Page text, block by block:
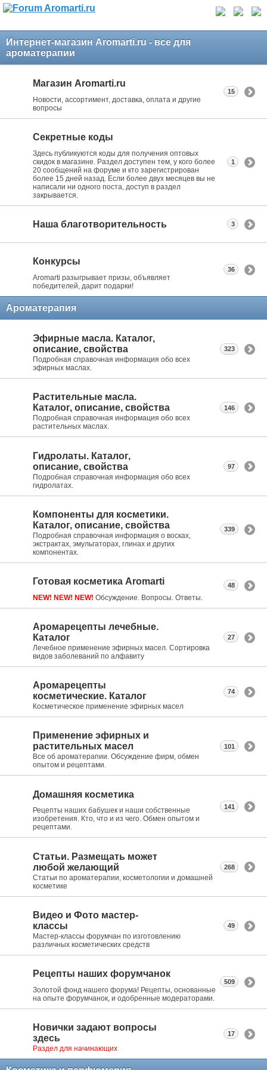
Интернет-магазин Aromarti.ru - все для
ароматерапии
Магазин Aromarti.ru
Новости, ассортимент, доставка, оплата и другие
вопросы
15
Секретные коды
Здесь публикуются коды для получения оптовых
скидок в магазине. Раздел доступен тем, у кого более
20 сообщений на форуме и кто зарегистрирован
более 15 дней назад. Если более двух месяцев вы не
написали ни одного поста, доступ в раздел
закрывается.
1
Наша благотворительность 3
Конкурсы
Aromarti разыгрывает призы, объявляет
победителей, дарит подарки!
36
Ароматерапия
Эфирные масла. Каталог,
описание, свойства
Подробная справочная информация обо всех
эфирных маслах.
323
Растительные масла.
Каталог, описание, свойства
Подробная справочная информация обо всех
растительных маслах.
146
Гидролаты. Каталог,
описание, свойства
Подробная справочная информация обо всех
гидролатах.
97
Компоненты для косметики.
Каталог, описание, свойства
Подробная справочная информация о восках,
экстрактах, эмульгаторах, глинах и других
компонентах.
339
Готовая косметика Aromarti
NEW! NEW! NEW! Обсуждение. Вопросы. Ответы.
48
Аромарецепты лечебные.
Каталог
Лечебное применение эфирных масел. Сортировка
видов заболеваний по алфавиту
27
Аромарецепты
косметические. Каталог
Косметическое применение эфирных масел
74
Применение эфирных и
растительных масел
Все об ароматерапии. Обсуждение фирм, обмен
опытом и рецептами.
101
Домашняя косметика
Рецепты наших бабушек и наши собственные
изобретения. Кто, что и из чего. Обмен опытом и
рецептами.
141
Статьи. Размещать может
любой желающий
Статьи по ароматерапии, косметологии и домашней
косметике
268
Видео и Фото мастер-
классы
Мастер-классы форумчан по изготовлению
различных косметических средств
49
Рецепты наших форумчанок
Золотой фонд нашего форума! Рецепты, основанные
на опыте форумчанок, и одобренные модераторами.
509
Новички задают вопросы
здесь
Раздел для начинающих
17